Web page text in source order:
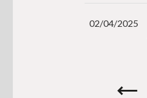
02/04/2025